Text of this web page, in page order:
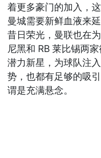
着更多豪门的加入，
曼城需要新鲜血液来
昔日荣光，曼联也在
尼黑和 RB 莱比锡两
潜力新星，为球队注
势，也都有足够的吸
谓是充满悬念。